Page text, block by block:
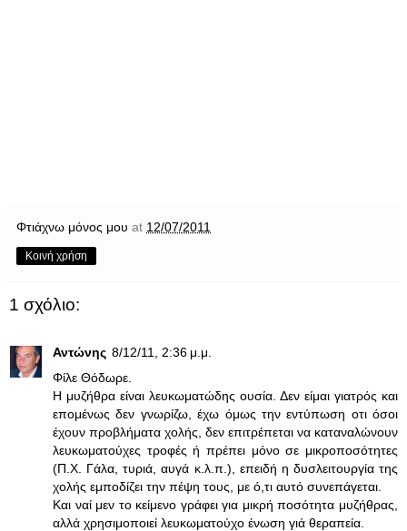
Φτιάχνω μόνος μου at 12/07/2011
Κοινή χρήση
1 σχόλιο:
Αντώνης 8/12/11, 2:36 μ.μ.
Φίλε Θόδωρε.
Η μυζήθρα είναι λευκωματώδης ουσία. Δεν είμαι γιατρός και
επομένως δεν γνωρίζω, έχω όμως την εντύπωση οτι όσοι
έχουν προβλήματα χολής, δεν επιτρέπεται να καταναλώνουν
λευκωματούχες τροφές ή πρέπει μόνο σε μικροποσότητες
(Π.Χ. Γάλα, τυριά, αυγά κ.λ.π.), επειδή η δυσλειτουργία της
χολής εμποδίζει την πέψη τους, με ό,τι αυτό συνεπάγεται.
Και ναί μεν το κείμενο γράφει για μικρή ποσότητα μυζήθρας,
αλλά χρησιμοποιεί λευκωματούχο ένωση γιά θεραπεία.